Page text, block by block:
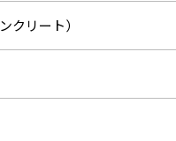
クリート）